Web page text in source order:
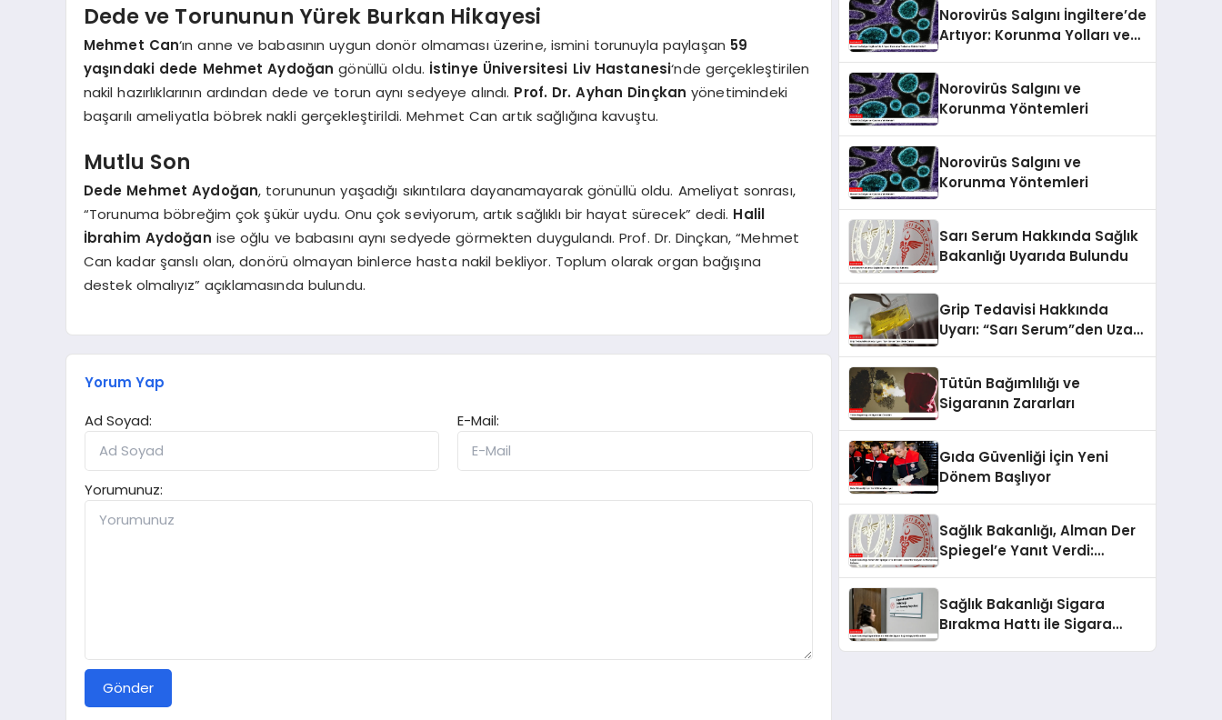
Dede ve Torununun Yürek Burkan Hikayesi
Mehmet Can‘ın anne ve babasının uygun donör olmaması üzerine, ismini torunuyla paylaşan 59
yaşındaki dede Mehmet Aydoğan gönüllü oldu. İstinye Üniversitesi Liv Hastanesi‘nde gerçekleştirilen
nakil hazırlıklarının ardından dede ve torun aynı sedyeye alındı. Prof. Dr. Ayhan Dinçkan yönetimindeki
başarılı ameliyatla böbrek nakli gerçekleştirildi. Mehmet Can artık sağlığına kavuştu.
Mutlu Son
Dede Mehmet Aydoğan, torununun yaşadığı sıkıntılara dayanamayarak gönüllü oldu. Ameliyat sonrası,
“Torunuma böbreğim çok şükür uydu. Onu çok seviyorum, artık sağlıklı bir hayat sürecek” dedi. Halil
İbrahim Aydoğan ise oğlu ve babasını aynı sedyede görmekten duygulandı. Prof. Dr. Dinçkan, “Mehmet
Can kadar şanslı olan, donörü olmayan binlerce hasta nakil bekliyor. Toplum olarak organ bağışına
destek olmalıyız” açıklamasında bulundu.
Yorum Yap
Ad Soyad:
E-Mail:
Yorumunuz:
Gönder
Norovirüs Salgını İngiltere’de
Artıyor: Korunma Yolları ve
Norovirüs Salgını ve
Korunma Yöntemleri
Norovirüs Salgını ve
Korunma Yöntemleri
Sarı Serum Hakkında Sağlık
Bakanlığı Uyarıda Bulundu
Grip Tedavisi Hakkında
Uyarı: “Sarı Serum”den Uzak
Tütün Bağımlılığı ve
Sigaranın Zararları
Gıda Güvenliği İçin Yeni
Dönem Başlıyor
Sağlık Bakanlığı, Alman Der
Spiegel’e Yanıt Verdi:
Sağlık Bakanlığı Sigara
Bırakma Hattı ile Sigara